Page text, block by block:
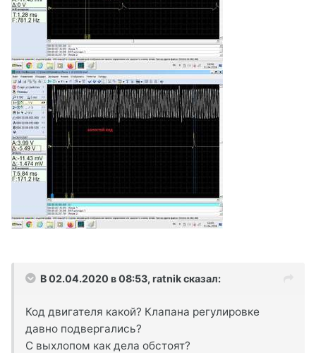
В 02.04.2020 в 08:53, ratnikсказал:
Код двигателя какой? Клапана регулировке
давно подвергались?
С выхлопом как дела обстоят?